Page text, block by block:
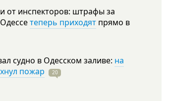
от инспекторов: штрафы за
теперь приходят прямо в
судно в Одесском заливе: на
пожар
20